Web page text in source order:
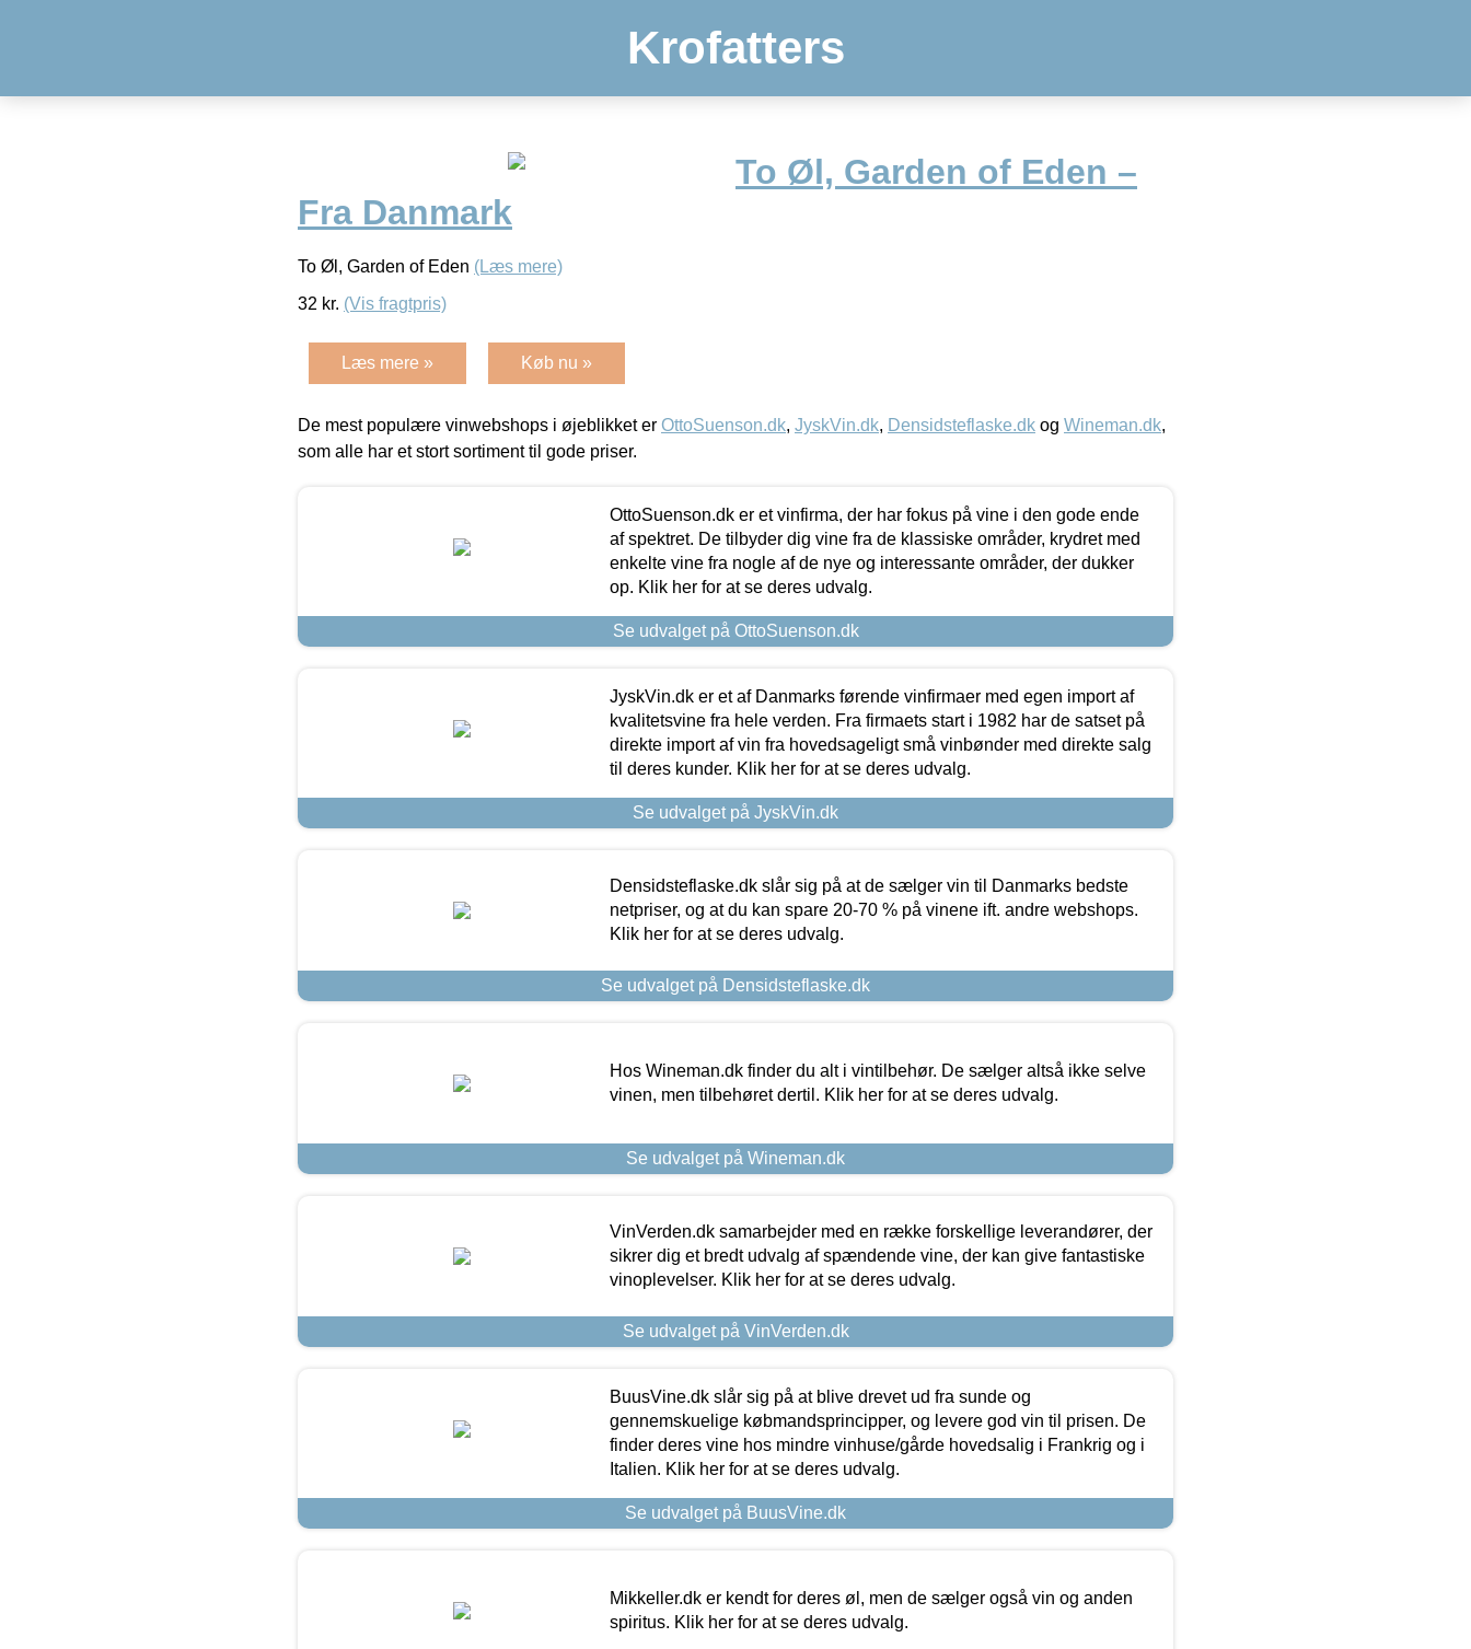
Krofatters
To Øl, Garden of Eden –
Fra Danmark
To Øl, Garden of Eden (Læs mere)
32 kr. (Vis fragtpris)
Læs mere » Køb nu »
De mest populære vinwebshops i øjeblikket er OttoSuenson.dk, JyskVin.dk, Densidsteflaske.dk og Wineman.dk,
som alle har et stort sortiment til gode priser.
OttoSuenson.dk er et vinfirma, der har fokus på vine i den gode ende
af spektret. De tilbyder dig vine fra de klassiske områder, krydret med
enkelte vine fra nogle af de nye og interessante områder, der dukker
op. Klik her for at se deres udvalg.
Se udvalget på OttoSuenson.dk
JyskVin.dk er et af Danmarks førende vinfirmaer med egen import af
kvalitetsvine fra hele verden. Fra firmaets start i 1982 har de satset på
direkte import af vin fra hovedsageligt små vinbønder med direkte salg
til deres kunder. Klik her for at se deres udvalg.
Se udvalget på JyskVin.dk
Densidsteflaske.dk slår sig på at de sælger vin til Danmarks bedste
netpriser, og at du kan spare 20-70 % på vinene ift. andre webshops.
Klik her for at se deres udvalg.
Se udvalget på Densidsteflaske.dk
Hos Wineman.dk finder du alt i vintilbehør. De sælger altså ikke selve
vinen, men tilbehøret dertil. Klik her for at se deres udvalg.
Se udvalget på Wineman.dk
VinVerden.dk samarbejder med en række forskellige leverandører, der
sikrer dig et bredt udvalg af spændende vine, der kan give fantastiske
vinoplevelser. Klik her for at se deres udvalg.
Se udvalget på VinVerden.dk
BuusVine.dk slår sig på at blive drevet ud fra sunde og
gennemskuelige købmandsprincipper, og levere god vin til prisen. De
finder deres vine hos mindre vinhuse/gårde hovedsalig i Frankrig og i
Italien. Klik her for at se deres udvalg.
Se udvalget på BuusVine.dk
Mikkeller.dk er kendt for deres øl, men de sælger også vin og anden
spiritus. Klik her for at se deres udvalg.